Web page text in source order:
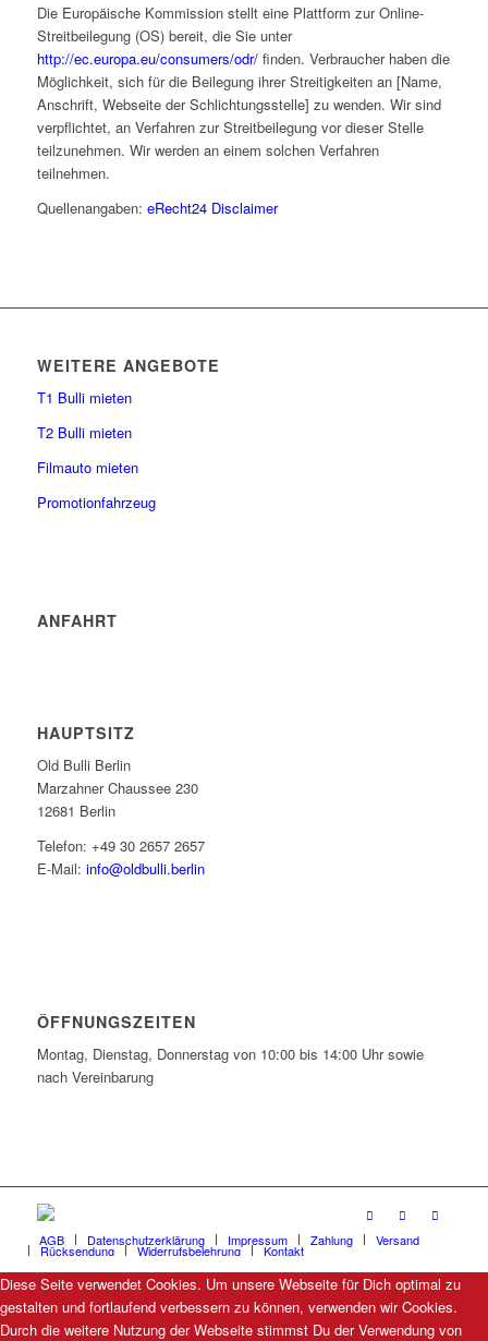
Die Europäische Kommission stellt eine Plattform zur Online-
Streitbeilegung (OS) bereit, die Sie unter
http://ec.europa.eu/consumers/odr/finden. Verbraucher haben die
Möglichkeit, sich für die Beilegung ihrer Streitigkeiten an [Name,
Anschrift, Webseite der Schlichtungsstelle] zu wenden. Wir sind
verpflichtet, an Verfahren zur Streitbeilegung vor dieser Stelle
teilzunehmen. Wir werden an einem solchen Verfahren
teilnehmen.
Quellenangaben: eRecht24 Disclaimer
WEITERE ANGEBOTE
T1 Bulli mieten
T2 Bulli mieten
Filmauto mieten
Promotionfahrzeug
ANFAHRT
HAUPTSITZ
Old Bulli Berlin
Marzahner Chaussee 230
12681 Berlin
Telefon: +49 30 2657 2657
E-Mail: info@oldbulli.berlin
ÖFFNUNGSZEITEN
Montag, Dienstag, Donnerstag von 10:00 bis 14:00 Uhr sowie
nach Vereinbarung
AGB Datenschutzerklärung Impressum Zahlung Versand
Rücksendung Widerrufsbelehrung Kontakt
Diese Seite verwendet Cookies. Um unsere Webseite für Dich optimal zu
gestalten und fortlaufend verbessern zu können, verwenden wir Cookies.
Durch die weitere Nutzung der Webseite stimmst Du der Verwendung von